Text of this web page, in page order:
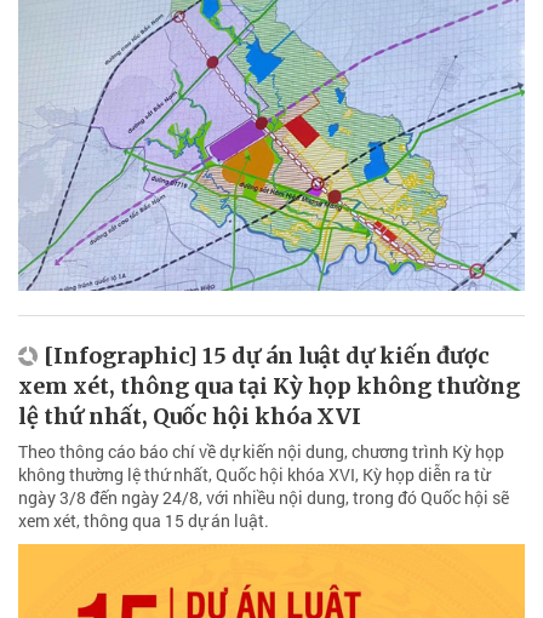
[Infographic] 15 dự án luật dự kiến được
xem xét, thông qua tại Kỳ họp không thường
lệ thứ nhất, Quốc hội khóa XVI
Theo thông cáo báo chí về dự kiến nội dung, chương trình Kỳ họp
không thường lệ thứ nhất, Quốc hội khóa XVI, Kỳ họp diễn ra từ
ngày 3/8 đến ngày 24/8, với nhiều nội dung, trong đó Quốc hội sẽ
xem xét, thông qua 15 dự án luật.